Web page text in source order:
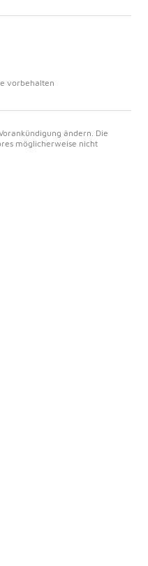
vorbehalten
ändern. Die
möglicherweise nicht